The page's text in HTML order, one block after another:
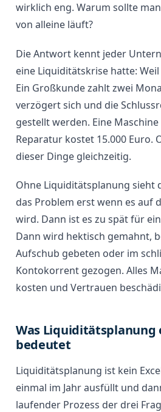
wirklich eng. Warum sollte
von alleine läuft?
Die Antwort kennt jeder
eine Liquiditätskrise hatte:
Ein Großkunde zahlt zwei
verzögert sich und die
gestellt werden. Eine
Reparatur kostet 15.000 Euro.
dieser Dinge gleichzeitig.
Ohne Liquiditätsplanung sieht
das Problem erst wenn es auf
wird. Dann ist es zu spät für
Dann wird hektisch gemahnt,
Aufschub gebeten oder im
Kontokorrent gezogen. Alles
kosten und Vertrauen
Was Liquiditätsplanung
bedeutet
Liquiditätsplanung ist kein
einmal im Jahr ausfüllt und
laufender Prozess der drei